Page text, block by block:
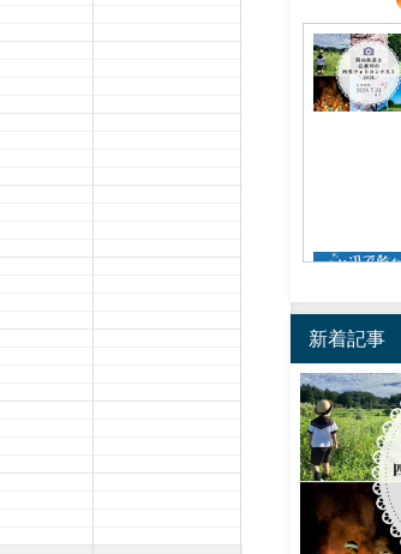
新着記事